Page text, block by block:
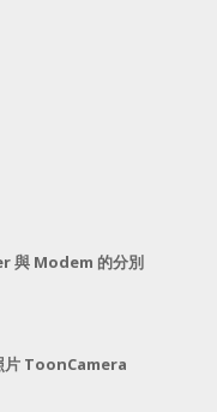
與 Modem 的分別
片 ToonCamera